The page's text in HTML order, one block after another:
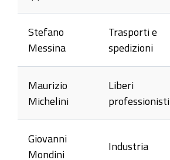
Stefano
Messina
Trasporti e
spedizioni
Maurizio
Michelini
Liberi
professionisti
Giovanni
Mondini
Industria